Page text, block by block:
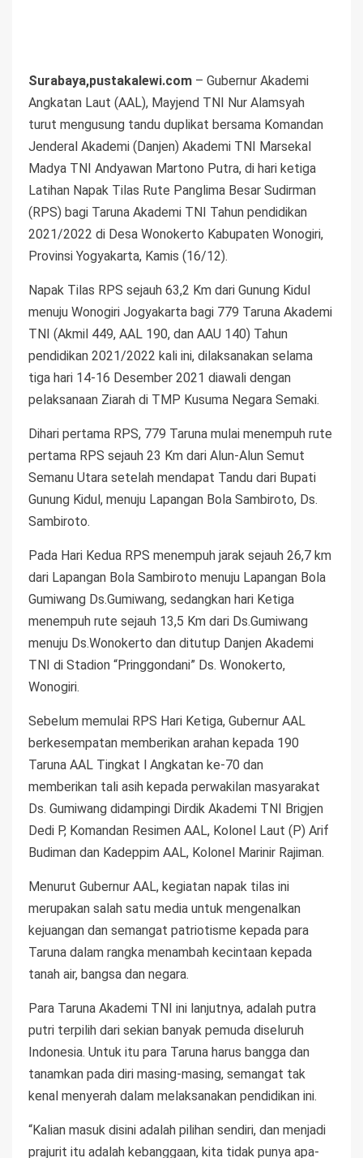
Surabaya,pustakalewi.com – Gubernur Akademi
Angkatan Laut (AAL), Mayjend TNI Nur Alamsyah
turut mengusung tandu duplikat bersama Komandan
Jenderal Akademi (Danjen) Akademi TNI Marsekal
Madya TNI Andyawan Martono Putra, di hari ketiga
Latihan Napak Tilas Rute Panglima Besar Sudirman
(RPS) bagi Taruna Akademi TNI Tahun pendidikan
2021/2022 di Desa Wonokerto Kabupaten Wonogiri,
Provinsi Yogyakarta, Kamis (16/12).
Napak Tilas RPS sejauh 63,2 Km dari Gunung Kidul
menuju Wonogiri Jogyakarta bagi 779 Taruna Akademi
TNI (Akmil 449, AAL 190, dan AAU 140) Tahun
pendidikan 2021/2022 kali ini, dilaksanakan selama
tiga hari 14-16 Desember 2021 diawali dengan
pelaksanaan Ziarah di TMP Kusuma Negara Semaki.
Dihari pertama RPS, 779 Taruna mulai menempuh rute
pertama RPS sejauh 23 Km dari Alun-Alun Semut
Semanu Utara setelah mendapat Tandu dari Bupati
Gunung Kidul, menuju Lapangan Bola Sambiroto, Ds.
Sambiroto.
Pada Hari Kedua RPS menempuh jarak sejauh 26,7 km
dari Lapangan Bola Sambiroto menuju Lapangan Bola
Gumiwang Ds.Gumiwang, sedangkan hari Ketiga
menempuh rute sejauh 13,5 Km dari Ds.Gumiwang
menuju Ds.Wonokerto dan ditutup Danjen Akademi
TNI di Stadion “Pringgondani” Ds. Wonokerto,
Wonogiri.
Sebelum memulai RPS Hari Ketiga, Gubernur AAL
berkesempatan memberikan arahan kepada 190
Taruna AAL Tingkat l Angkatan ke-70 dan
memberikan tali asih kepada perwakilan masyarakat
Ds. Gumiwang didampingi Dirdik Akademi TNI Brigjen
Dedi P, Komandan Resimen AAL, Kolonel Laut (P) Arif
Budiman dan Kadeppim AAL, Kolonel Marinir Rajiman.
Menurut Gubernur AAL, kegiatan napak tilas ini
merupakan salah satu media untuk mengenalkan
kejuangan dan semangat patriotisme kepada para
Taruna dalam rangka menambah kecintaan kepada
tanah air, bangsa dan negara.
Para Taruna Akademi TNI ini lanjutnya, adalah putra
putri terpilih dari sekian banyak pemuda diseluruh
Indonesia. Untuk itu para Taruna harus bangga dan
tanamkan pada diri masing-masing, semangat tak
kenal menyerah dalam melaksanakan pendidikan ini.
“Kalian masuk disini adalah pilihan sendiri, dan menjadi
prajurit itu adalah kebanggaan, kita tidak punya apa-